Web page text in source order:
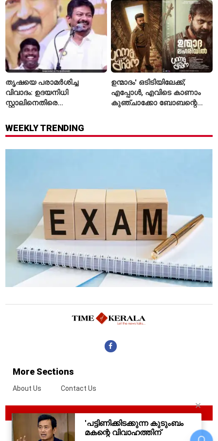
സ്ഥിരീകരിച്ചു
തൃഷയെ പരാമർശിച്ച
വിവാദം: ഉദയനിധി
സ്റ്റാലിനെതിരെ
എന്തെല്ലാം കുറ്റങ്ങൾ?
ഉന്മാദം' ഒടിടിയിലേക്ക്;
എപ്പോൾ, എവിടെ കാണാം
കുഞ്ചാക്കോ ബോബന്റെ
WEEKLY TRENDING
More Sections
About Us Contact Us